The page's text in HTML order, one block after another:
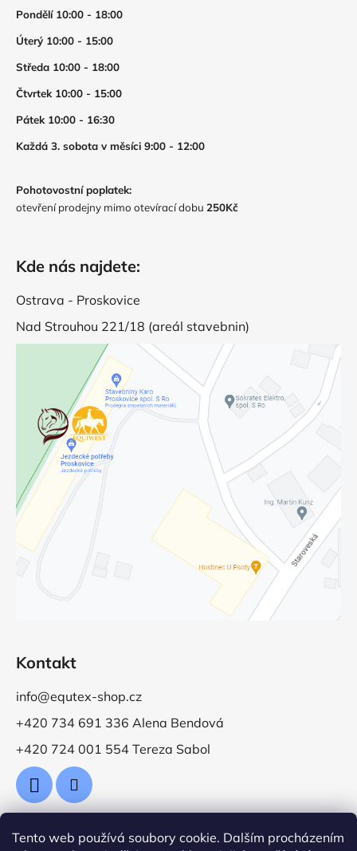
Tento web používá soubory cookie. Dalším procházením
Pondělí 10:00 - 18:00
Úterý 10:00 - 15:00
Středa 10:00 - 18:00
Čtvrtek 10:00 - 15:00
Pátek 10:00 - 16:30
Každá 3. sobota v měsíci 9:00 - 12:00
Pohotovostní poplatek:
otevření prodejny mimo otevírací dobu 250Kč
Kde nás najdete:
Ostrava - Proskovice
Nad Strouhou 221/18 (areál stavebnin)
Kontakt
info@equtex-shop.cz
+420 734 691 336 Alena Bendová
+420 724 001 554 Tereza Sabol
Přijímáme online platby